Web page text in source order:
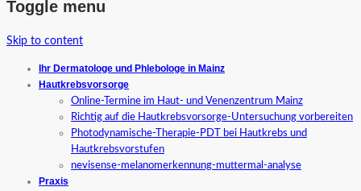
Toggle menu
Skip to content
Ihr Dermatologe und Phlebologe in Mainz
Hautkrebsvorsorge
Online-Termine im Haut- und Venenzentrum Mainz
Richtig auf die Hautkrebsvorsorge-Untersuchung vorbereiten
Photodynamische-Therapie-PDT bei Hautkrebs und
Hautkrebsvorstufen
nevisense-melanomerkennung-muttermal-analyse
Praxis